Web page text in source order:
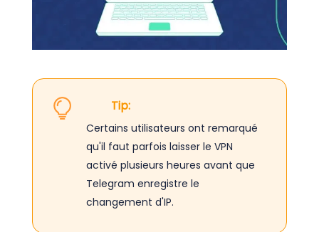
Tip:
Certains utilisateurs ont remarqué
qu'il faut parfois laisser le VPN
activé plusieurs heures avant que
Telegram enregistre le
changement d'IP.